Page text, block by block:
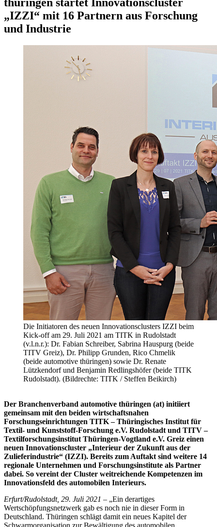
thüringen startet Innovationscluster
„IZZI“ mit 16 Partnern aus Forschung
und Industrie
Die Initiatoren des neuen Innovationsclusters IZZI beim
Kick-off am 29. Juli 2021 am TITK in Rudolstadt
(v.l.n.r.): Dr. Fabian Schreiber, Sabrina Hauspurg (beide
TITV Greiz), Dr. Philipp Grunden, Rico Chmelik
(beide automotive thüringen) sowie Dr. Renate
Lützkendorf und Benjamin Redlingshöfer (beide TITK
Rudolstadt). (Bildrechte: TITK / Steffen Beikirch)
Der Branchenverband automotive thüringen (at) initiiert
gemeinsam mit den beiden wirtschaftsnahen
Forschungseinrichtungen TITK – Thüringisches Institut für
Textil- und Kunststoff-Forschung e.V. Rudolstadt und TITV –
Textilforschungsinstitut Thüringen-Vogtland e.V. Greiz einen
neuen Innovationscluster „Interieur der Zukunft aus der
Zulieferindustrie“ (IZZI). Bereits zum Auftakt sind weitere 14
regionale Unternehmen und Forschungsinstitute als Partner
dabei. So vereint der Cluster weitreichende Kompetenzen im
Innovationsfeld des automobilen Interieurs.
Erfurt/Rudolstadt, 29. Juli 2021 – „Ein derartiges
Wertschöpfungsnetzwerk gab es noch nie in dieser Form in
Deutschland. Thüringen schlägt damit ein neues Kapitel der